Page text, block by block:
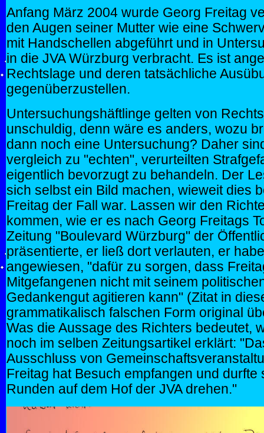
Anfang März 2004 wurde Georg Freitag
den Augen seiner Mutter wie eine
mit Handschellen abgeführt und in
in die JVA Würzburg verbracht. Es ist
Rechtslage und deren tatsächliche
gegenüberzustellen.
Untersuchungshäftlinge gelten von
unschuldig, denn wäre es anders, wozu
dann noch eine Untersuchung? Daher
vergleich zu "echten", verurteilten
eigentlich bevorzugt zu behandeln. Der
sich selbst ein Bild machen, wieweit dies
Freitag der Fall war. Lassen wir den
kommen, wie er es nach Georg Freitags
Zeitung "Boulevard Würzburg" der
präsentierte, er ließ dort verlauten, er
angewiesen, "dafür zu sorgen, dass
Mitgefangenen nicht mit seinem
Gedankengut agitieren kann" (Zitat in
grammatikalisch falschen Form original
Was die Aussage des Richters bedeutet,
noch im selben Zeitungsartikel erklärt:
Ausschluss von
Freitag hat Besuch empfangen und durfte
Runden auf dem Hof der JVA drehen."